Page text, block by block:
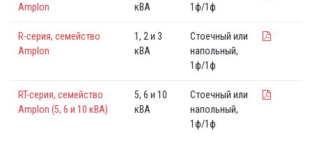
Amplon
кВА
1ф/1ф
R-серия, семейство
Amplon
1, 2 и 3
кВА
Стоечный или
напольный,
1ф/1ф
RT-серия, семейство
Amplon (5, 6 и 10 кВА)
5, 6 и 10
кВА
Стоечный или
напольный,
1ф/1ф